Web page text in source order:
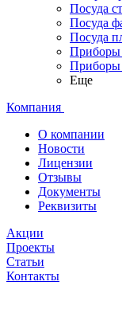
Посуда
Посуда
Посуда
Приборы
Приборы
Еще
Компания
О компании
Новости
Лицензии
Отзывы
Документы
Реквизиты
Акции
Проекты
Статьи
Контакты